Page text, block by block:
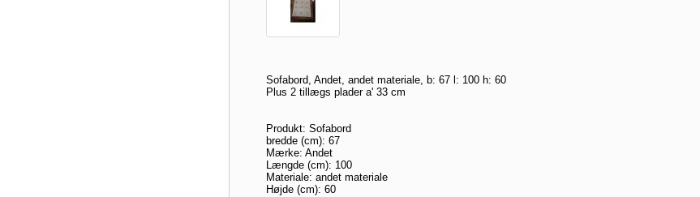
Sofabord, Andet, andet materiale, b: 67 l: 100 h: 60
Plus 2 tillægs plader a' 33 cm
Produkt: Sofabord
bredde (cm): 67
Mærke: Andet
Længde (cm): 100
Materiale: andet materiale
Højde (cm): 60